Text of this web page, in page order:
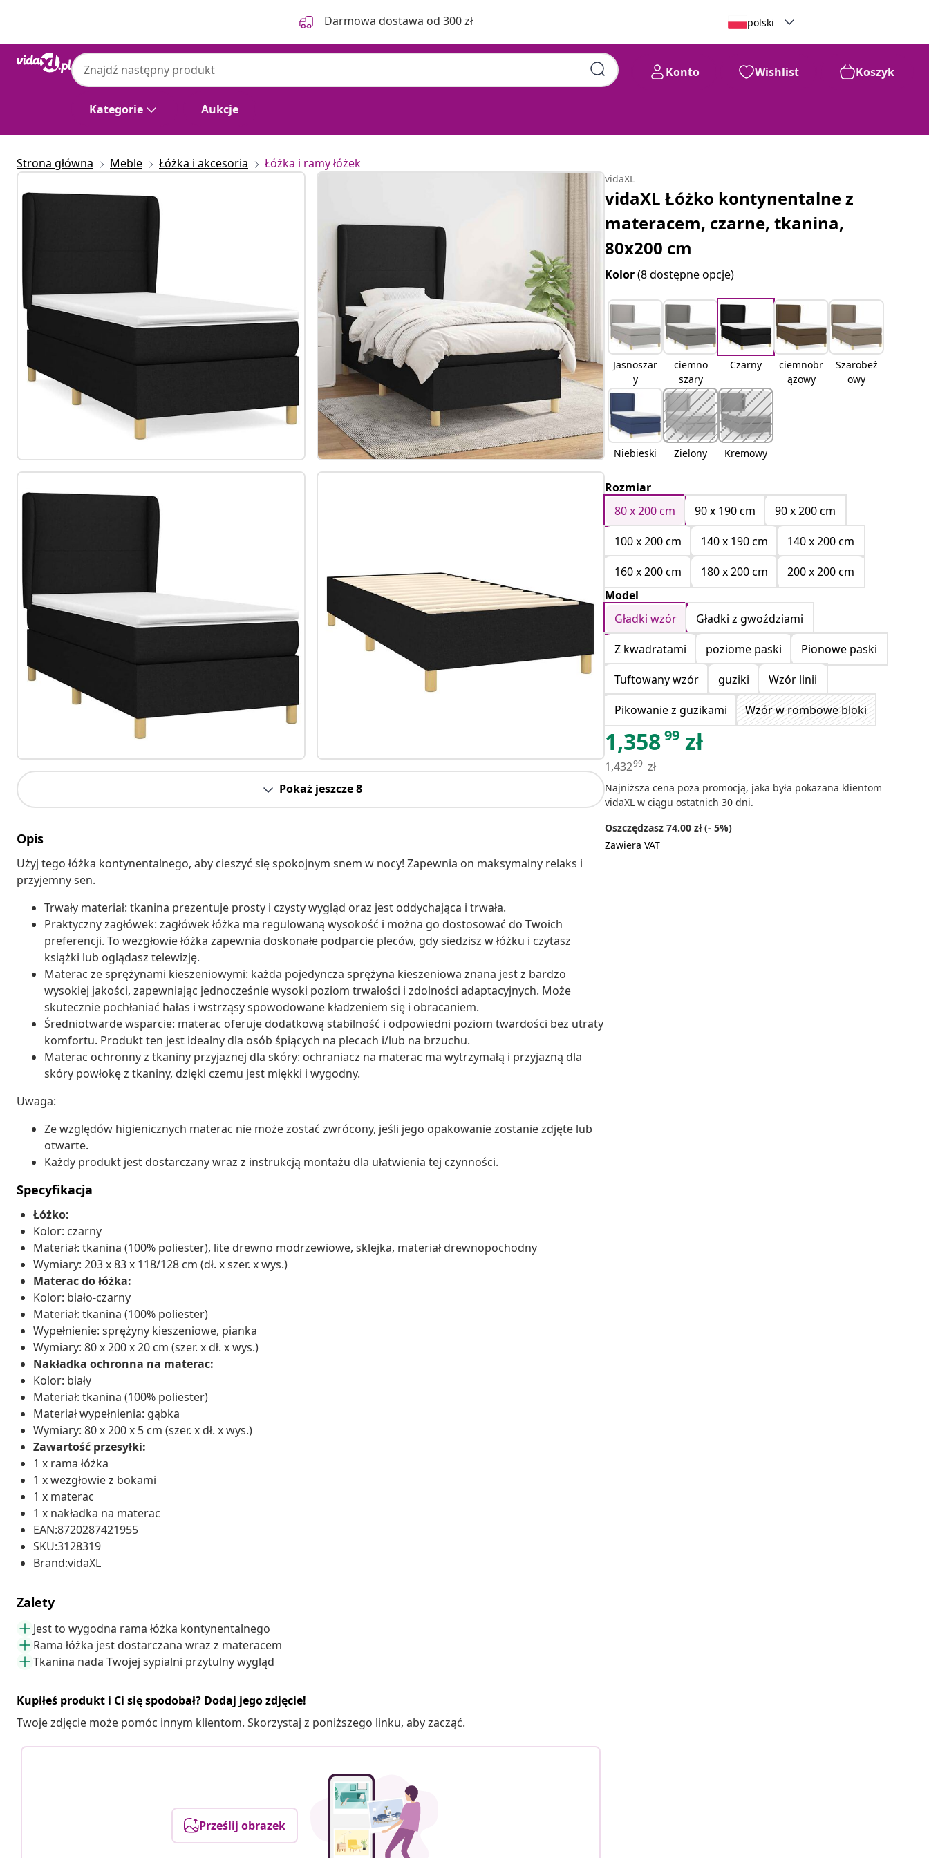
Darmowa dostawa od 300 zł polski
Kategorie Aukcje
Konto Wishlist Koszyk
Strona główna Meble Łóżka i akcesoria Łóżka i ramy łóżek
Pokaż jeszcze 8
Opis
Użyj tego łóżka kontynentalnego, aby cieszyć się spokojnym snem w nocy! Zapewnia on maksymalny relaks i
przyjemny sen.
Trwały materiał: tkanina prezentuje prosty i czysty wygląd oraz jest oddychająca i trwała.
Praktyczny zagłówek: zagłówek łóżka ma regulowaną wysokość i można go dostosować do Twoich
preferencji. To wezgłowie łóżka zapewnia doskonałe podparcie pleców, gdy siedzisz w łóżku i czytasz
książki lub oglądasz telewizję.
Materac ze sprężynami kieszeniowymi: każda pojedyncza sprężyna kieszeniowa znana jest z bardzo
wysokiej jakości, zapewniając jednocześnie wysoki poziom trwałości i zdolności adaptacyjnych. Może
skutecznie pochłaniać hałas i wstrząsy spowodowane kładzeniem się i obracaniem.
Średniotwarde wsparcie: materac oferuje dodatkową stabilność i odpowiedni poziom twardości bez utraty
komfortu. Produkt ten jest idealny dla osób śpiących na plecach i/lub na brzuchu.
Materac ochronny z tkaniny przyjaznej dla skóry: ochraniacz na materac ma wytrzymałą i przyjazną dla
skóry powłokę z tkaniny, dzięki czemu jest miękki i wygodny.
Uwaga:
Ze względów higienicznych materac nie może zostać zwrócony, jeśli jego opakowanie zostanie zdjęte lub
otwarte.
Każdy produkt jest dostarczany wraz z instrukcją montażu dla ułatwienia tej czynności.
Specyfikacja
Łóżko:
Kolor: czarny
Materiał: tkanina (100% poliester), lite drewno modrzewiowe, sklejka, materiał drewnopochodny
Wymiary: 203 x 83 x 118/128 cm (dł. x szer. x wys.)
Materac do łóżka:
Kolor: biało-czarny
Materiał: tkanina (100% poliester)
Wypełnienie: sprężyny kieszeniowe, pianka
Wymiary: 80 x 200 x 20 cm (szer. x dł. x wys.)
Nakładka ochronna na materac:
Kolor: biały
Materiał: tkanina (100% poliester)
Materiał wypełnienia: gąbka
Wymiary: 80 x 200 x 5 cm (szer. x dł. x wys.)
Zawartość przesyłki:
1 x rama łóżka
1 x wezgłowie z bokami
1 x materac
1 x nakładka na materac
EAN:8720287421955
SKU:3128319
Brand:vidaXL
Zalety
Jest to wygodna rama łóżka kontynentalnego
Rama łóżka jest dostarczana wraz z materacem
Tkanina nada Twojej sypialni przytulny wygląd
Kupiłeś produkt i Ci się spodobał? Dodaj jego zdjęcie!
Twoje zdjęcie może pomóc innym klientom. Skorzystaj z poniższego linku, aby zacząć.
Prześlij obrazek
vidaXL
vidaXL Łóżko kontynentalne z
materacem, czarne, tkanina,
80x200 cm
Kolor(8 dostępne opcje)
Jasnoszar
y
ciemno
szary
Czarny
ciemnobr
ązowy
Szarobeż
owy
Niebieski Zielony Kremowy
Rozmiar
80 x 200 cm
90 x 190 cm
90 x 200 cm
100 x 200 cm
140 x 190 cm
140 x 200 cm
160 x 200 cm
180 x 200 cm
200 x 200 cm
Model
Gładki wzór
Gładki z gwoździami
Z kwadratami
poziome paski
Pionowe paski
Tuftowany wzór
guziki
Wzór linii
Pikowanie z guzikami
Wzór w rombowe bloki
1,35899 zł
1,43299 zł
Najniższa cena poza promocją, jaka była pokazana klientom
vidaXL w ciągu ostatnich 30 dni.
Oszczędzasz 74.00 zł (- 5%)
Zawiera VAT